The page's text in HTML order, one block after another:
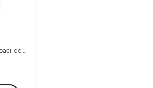
Пирсинг Золото красное П1321795